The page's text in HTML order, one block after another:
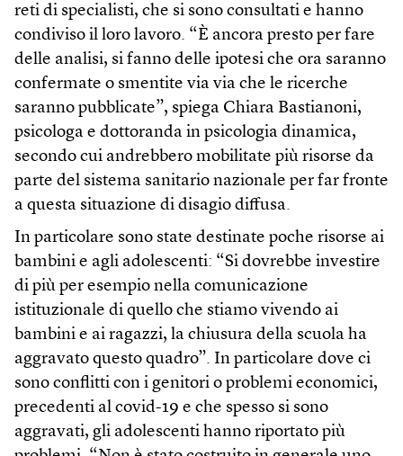
reti di specialisti, che si sono consultati e hanno
condiviso il loro lavoro. “È ancora presto per fare
delle analisi, si fanno delle ipotesi che ora saranno
confermate o smentite via via che le ricerche
saranno pubblicate”, spiega Chiara Bastianoni,
psicologa e dottoranda in psicologia dinamica,
secondo cui andrebbero mobilitate più risorse da
parte del sistema sanitario nazionale per far fronte
a questa situazione di disagio diffusa.
In particolare sono state destinate poche risorse ai
bambini e agli adolescenti: “Si dovrebbe investire
di più per esempio nella comunicazione
istituzionale di quello che stiamo vivendo ai
bambini e ai ragazzi, la chiusura della scuola ha
aggravato questo quadro”. In particolare dove ci
sono conflitti con i genitori o problemi economici,
precedenti al covid-19 e che spesso si sono
aggravati, gli adolescenti hanno riportato più